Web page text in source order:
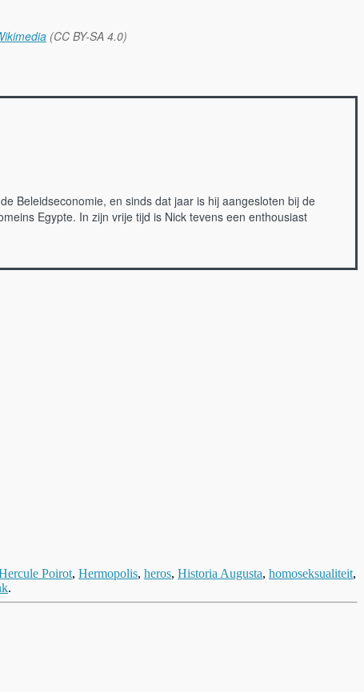
(CC BY-SA 4.0)
Beleidseconomie, en sinds dat jaar is hij aangesloten bij de
Egypte. In zijn vrije tijd is Nick tevens een enthousiast
Poirot, Hermopolis, heros, Historia Augusta, homoseksualiteit,
.